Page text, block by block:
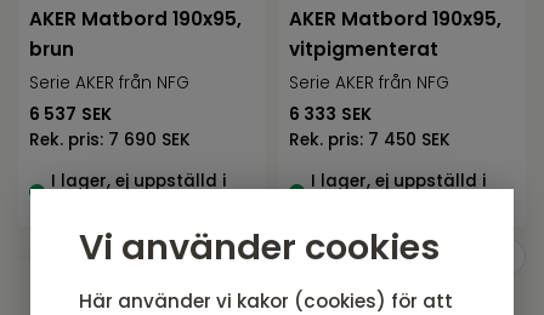
Vi använder cookies
Här använder vi kakor (cookies) för att
AKER Matbord 190x95,
brun
Serie AKER från NFG
6 537 SEK
Rek. pris: 7 690 SEK
I lager, ej uppställd i
AKER Matbord 190x95,
vitpigmenterat
Serie AKER från NFG
6 333 SEK
Rek. pris: 7 450 SEK
I lager, ej uppställd i